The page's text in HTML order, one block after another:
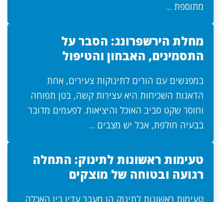
מתוספת ...
מחלת הירשפרונג: הסבר על
התסמינים, האבחון והטיפול
במפגשים עם הורים לתינוקות צעירים, אחת
הדאגות השכיחות היא עצירות קשה, בטן תפוחה
וחוסר שקט סביב האוכל והיציאות. לפעמים מדובר
בבעיה חולפת, אבל יש מצבים ...
טעימות ראשונות לתינוק: התחלה
רגועה ובטוחה של מוצקים
טעימות ראשונות לתינוק הן מעבר עדין בין האכלה